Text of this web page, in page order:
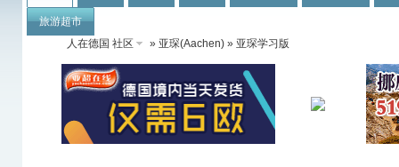
旅游超市
人在德国 社区
» 亚琛(Aachen) » 亚琛学习版